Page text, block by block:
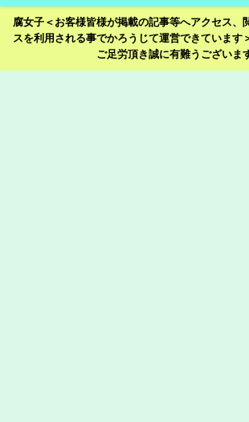
腐女子＜お客様皆様が掲載の記事等へアクセス、
スを利用される事でかろうじて運営できています
ご足労頂き誠に有難うございま